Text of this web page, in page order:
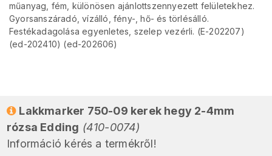
műanyag, fém, különösen ajánlottszennyezett felületekhez.
Gyorsanszáradó, vízálló, fény-, hő- és törlésálló.
Festékadagolása egyenletes, szelep vezérli. (E-202207)
(ed-202410) (ed-202606)
Lakkmarker 750-09 kerek hegy 2-4mm
rózsa Edding (410-0074)
Információ kérés a termékről!